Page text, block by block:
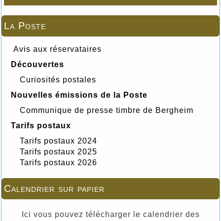
La Poste
Avis aux réservataires
Découvertes
Curiosités postales
Nouvelles émissions de la Poste
Communique de presse timbre de Bergheim
Tarifs postaux
Tarifs postaux 2024
Tarifs postaux 2025
Tarifs postaux 2026
Calendrier sur papier
Ici vous pouvez télécharger le calendrier des